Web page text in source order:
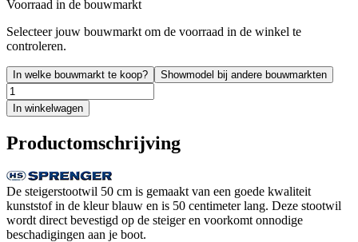
Voorraad in de bouwmarkt
Selecteer jouw bouwmarkt om de voorraad in de winkel te
controleren.
In welke bouwmarkt te koop? Showmodel bij andere bouwmarkten
In winkelwagen
Productomschrijving
De steigerstootwil 50 cm is gemaakt van een goede kwaliteit
kunststof in de kleur blauw en is 50 centimeter lang. Deze stootwil
wordt direct bevestigd op de steiger en voorkomt onnodige
beschadigingen aan je boot.